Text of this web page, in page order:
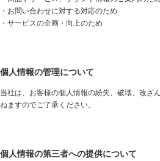
・お問い合わせに対する対応のため
・サービスの企画・向上のため
個人情報の管理について
当社は、お客様の個人情報の紛失、破壊、改ざ
ねますのでご了承ください。
個人情報の第三者への提供について